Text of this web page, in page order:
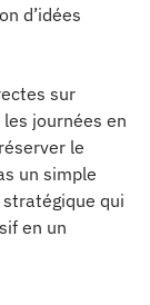
d’idées
sur
journées en
le
un simple
stratégique qui
en un